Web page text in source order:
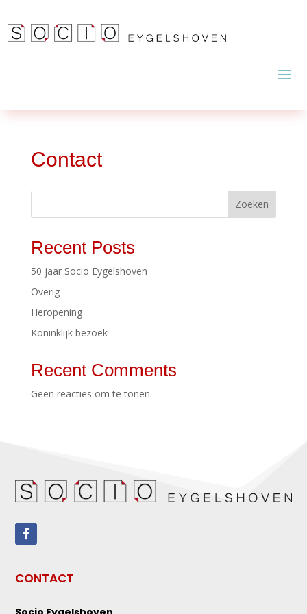
Contact
Zoeken
Recent Posts
50 jaar Socio Eygelshoven
Overig
Heropening
Koninklijk bezoek
Recent Comments
Geen reacties om te tonen.
CONTACT